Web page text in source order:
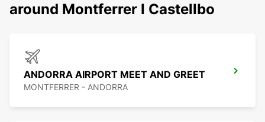
around Montferrer I Castellbo
ANDORRA AIRPORT MEET AND GREET
MONTFERRER - ANDORRA